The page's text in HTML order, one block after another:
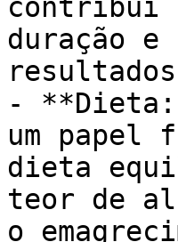
contribui
duração
-
um papel
dieta
teor de
o